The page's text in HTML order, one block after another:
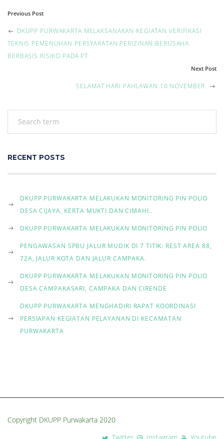
P
o
s
i
a
t
i
n
Previous Post
DKUPP PURWAKARTA MELAKSANAKAN KEGIATAN VERIFIKASI
TEKNIS PEMENUHAN PERSYARATAN PERIZINAN BERUSAHA
BERBASIS RISIKO PADA PT
Next Post
SELAMAT HARI PAHLAWAN 10 NOVEMBER.
RECENT POSTS
DKUPP PURWAKARTA MELAKUKAN MONITORING PIN POLIO
DESA CIJAYA, KERTA MUKTI DAN CIMAHI..
DKUPP PURWAKARTA MELAKUKAN MONITORING PIN POLIO
PENGAWASAN SPBU JALUR MUDIK DI 7 TITIK: REST AREA 88,
72A, JALUR KOTA DAN JALUR CAMPAKA.
DKUPP PURWAKARTA MELAKUKAN MONITORING PIN POLIO
DESA CAMPAKASARI, CAMPAKA DAN CIRENDE
DKUPP PURWAKARTA MENGHADIRI RAPAT KOORDINASI
PERSIAPAN KEGIATAN PELAYANAN DI KECAMATAN
PURWAKARTA
Copyright DKUPP Purwakarta 2020